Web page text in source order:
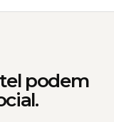
podem